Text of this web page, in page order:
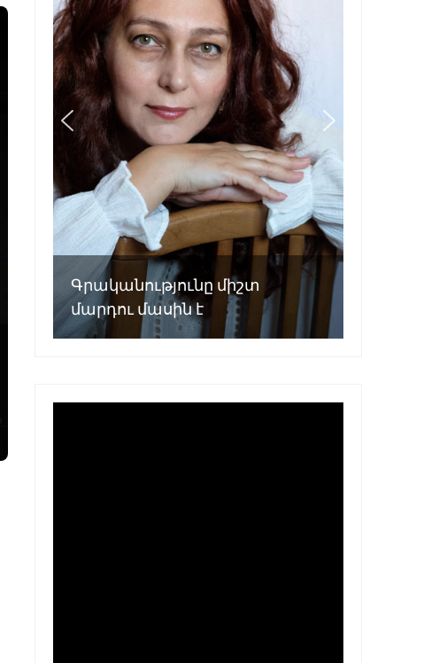
Գրականությունը միշտ
մարդու մասին է